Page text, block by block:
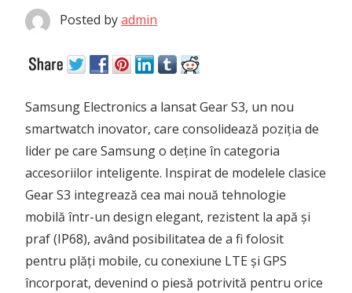
Posted byadmin
Samsung Electronics a lansat Gear S3, un nou
smartwatch inovator, care consolidează poziția de
lider pe care Samsung o deține în categoria
accesoriilor inteligente. Inspirat de modelele clasice
Gear S3 integrează cea mai nouă tehnologie
mobilă într-un design elegant, rezistent la apă și
praf (IP68), având posibilitatea de a fi folosit
pentru plăți mobile, cu conexiune LTE și GPS
încorporat, devenind o piesă potrivită pentru orice